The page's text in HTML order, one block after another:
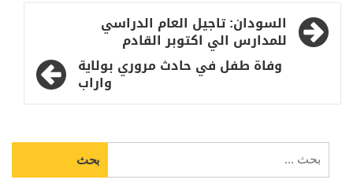
تصفّح
المقالات
السودان: تاجيل العام الدراسي
للمدارس الي اكتوبر القادم
وفاة طفل في حادث مروري بولاية
واراب
عن: